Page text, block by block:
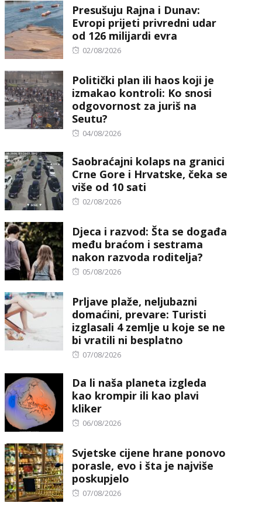
Presušuju Rajna i Dunav:
Evropi prijeti privredni udar
od 126 milijardi evra
Posted
02/08/2026
Politički plan ili haos koji je
izmakao kontroli: Ko snosi
odgovornost za juriš na
Seutu?
Posted
04/08/2026
Saobraćajni kolaps na granici
Crne Gore i Hrvatske, čeka se
više od 10 sati
Posted
02/08/2026
Djeca i razvod: Šta se događa
među braćom i sestrama
nakon razvoda roditelja?
Posted
05/08/2026
Prljave plaže, neljubazni
domaćini, prevare: Turisti
izglasali 4 zemlje u koje se ne
bi vratili ni besplatno
Posted
07/08/2026
Da li naša planeta izgleda
kao krompir ili kao plavi
kliker
Posted
06/08/2026
Svjetske cijene hrane ponovo
porasle, evo i šta je najviše
poskupjelo
Posted
07/08/2026